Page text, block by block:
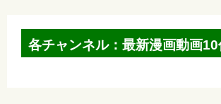
各チャンネル：最新漫画動画